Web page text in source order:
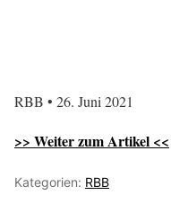
RBB • 26. Juni 2021
>> Weiter zum Artikel <<
Kategorien: RBB